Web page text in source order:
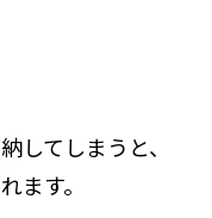
してしまうと、
ます。